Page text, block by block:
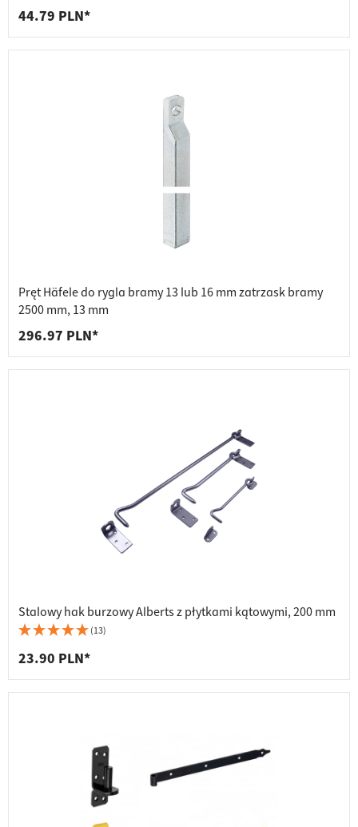
44.79 PLN*
Pręt Häfele do rygla bramy 13 lub 16 mm zatrzask bramy
2500 mm, 13 mm
296.97 PLN*
Stalowy hak burzowy Alberts z płytkami kątowymi, 200 mm
(13)
23.90 PLN*